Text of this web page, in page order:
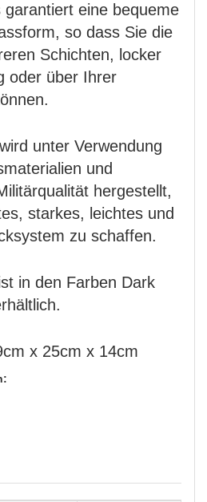
garantiert eine bequeme
so dass Sie die
Schichten, locker
oder über Ihrer
unter Verwendung
und
hergestellt,
starkes, leichtes und
zu schaffen.
in den Farben Dark
x 25cm x 14cm